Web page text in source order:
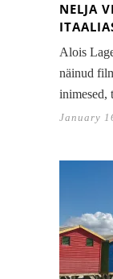
NELJA
Alois
näinud
inimesed,
January